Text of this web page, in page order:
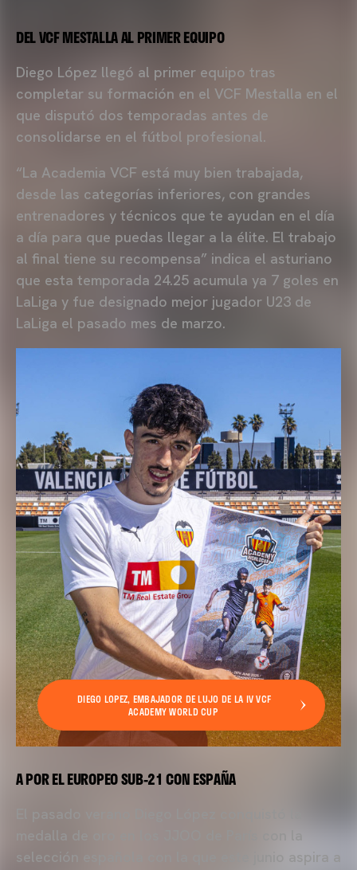
DEL VCF MESTALLA AL PRIMER EQUIPO
Diego López llegó al primer equipo tras
completar su formación en el VCF Mestalla en el
que disputó dos temporadas antes de
consolidarse en el fútbol profesional.
“La Academia VCF está muy bien trabajada,
desde las categorías inferiores, con grandes
entrenadores y técnicos que te ayudan en el día
a día para que puedas llegar a la élite. El trabajo
al final tiene su recompensa” indica el asturiano
que esta temporada 24.25 acumula ya 7 goles en
LaLiga y fue designado mejor jugador U23 de
LaLiga el pasado mes de marzo.
DIEGO LOPEZ, EMBAJADOR DE LUJO DE LA IV VCF
ACADEMY WORLD CUP
A POR EL EUROPEO SUB-21 CON ESPAÑA
selección española con la que este junio aspira a